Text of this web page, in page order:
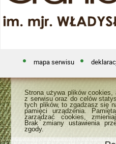
mapa serwisu
Strona używa plików cookies,
z serwisu oraz do celów
tych plików, to zgadzasz się
pamięci urządzenia.
zarządzać cookies,
Brak zmiany ustawienia
zgody.